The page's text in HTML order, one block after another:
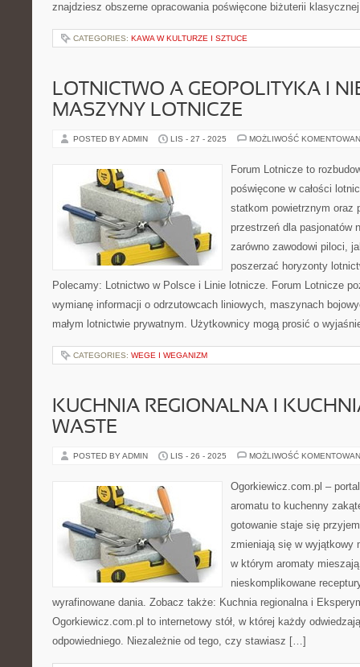
znajdziesz obszerne opracowania poświęcone biżuterii
CATEGORIES: KAWA W KULTURZE I SZTUCE
LOTNICTWO A GEOPOLITYKA I
MASZYNY LOTNICZE
POSTED BY ADMIN LIS - 27 - 2025 MOŻLIWOŚĆ
Forum Lotnicze to
poświęcone w całości
statkom powietrznym oraz
przestrzeń dla pasjonatów
zarówno zawodowi piloci,
poszerzać horyzonty
Polecamy: Lotnictwo w Polsce i Linie lotnicze. Forum Lotnicze
wymianę informacji o odrzutowcach liniowych, maszynach
małym lotnictwie prywatnym. Użytkownicy mogą prosić o
CATEGORIES: WEGE I WEGANIZM
KUCHNIA REGIONALNA I
WASTE
POSTED BY ADMIN LIS - 26 - 2025 MOŻLIWOŚĆ
Ogorkiewicz.com.pl –
aromatu to kuchenny
gotowanie staje się
zmieniają się w wyjątkowy
w którym aromaty
nieskomplikowane
wyrafinowane dania. Zobacz także: Kuchnia regionalna i
Ogorkiewicz.com.pl to internetowy stół, w której każdy
odpowiedniego. Niezależnie od tego, czy stawiasz […]